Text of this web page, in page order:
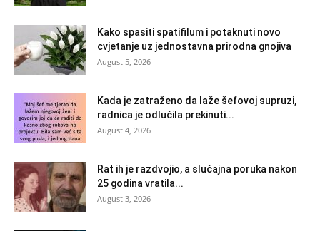
Kako spasiti spatifilum i potaknuti novo
cvjetanje uz jednostavna prirodna gnojiva
August 5, 2026
Kada je zatraženo da laže šefovoj supruzi,
radnica je odlučila prekinuti...
August 4, 2026
Rat ih je razdvojio, a slučajna poruka nakon
25 godina vratila...
August 3, 2026